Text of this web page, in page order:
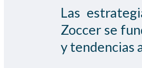
Las
Zoccer se
y tendencias